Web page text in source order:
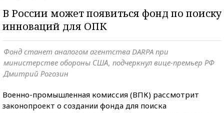
В России может появиться фонд по поиску
инноваций для ОПК
Фонд станет аналогом агентства DARPA при
министерстве обороны США, подчеркнул вице-премьер РФ
Дмитрий Рогозин
Военно-промышленная комиссия (ВПК) рассмотрит
законопроект о создании фонда для поиска